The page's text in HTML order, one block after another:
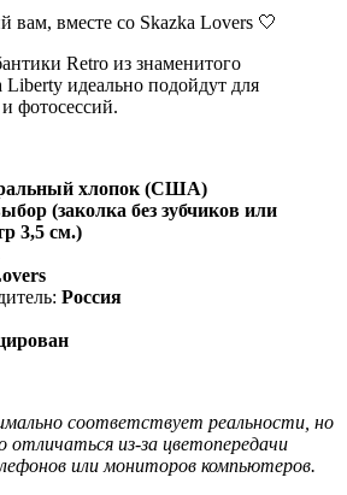
вместе со Skazka Lovers 🤍
Retro из знаменитого
Liberty идеально подойдут для
фотосессий.
хлопок (США)
(заколка без зубчиков или
3,5 см.)
Россия
соответствует реальности, но
из-за цветопередачи
или мониторов компьютеров.